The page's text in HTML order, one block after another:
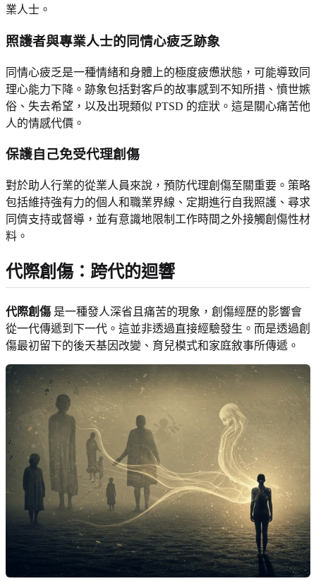
業人士。
照護者與專業人士的同情心疲乏跡象
同情心疲乏是一種情緒和身體上的極度疲憊狀態，可能導致同
理心能力下降。跡象包括對客戶的故事感到不知所措、憤世嫉
俗、失去希望，以及出現類似 PTSD 的症狀。這是關心痛苦他
人的情感代價。
保護自己免受代理創傷
對於助人行業的從業人員來說，預防代理創傷至關重要。策略
包括維持強有力的個人和職業界線、定期進行自我照護、尋求
同儕支持或督導，並有意識地限制工作時間之外接觸創傷性材
料。
代際創傷：跨代的迴響
代際創傷是一種發人深省且痛苦的現象，創傷經歷的影響會
從一代傳遞到下一代。這並非透過直接經驗發生。而是透過創
傷最初留下的後天基因改變、育兒模式和家庭敘事所傳遞。